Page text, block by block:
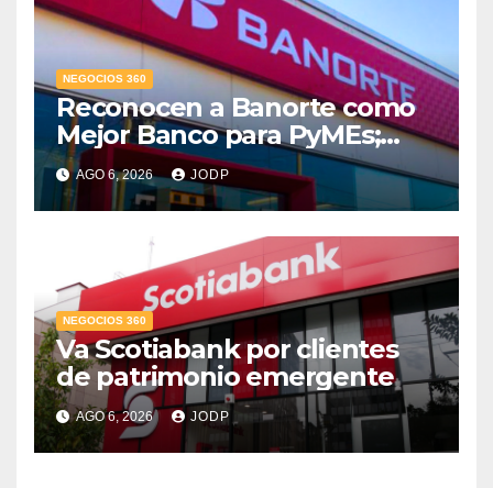
NEGOCIOS 360
Reconocen a Banorte como
Mejor Banco para PyMEs;
supera 14% del mercado
crediticio
AGO 6, 2026 JODP
NEGOCIOS 360
Va Scotiabank por clientes
de patrimonio emergente
AGO 6, 2026 JODP